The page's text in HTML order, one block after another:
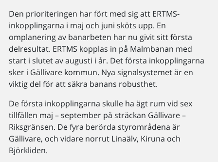
Den prioriteringen har fört med sig att ERTMS-
inkopplingarna i maj och juni sköts upp. En
omplanering av banarbeten har nu givit sitt första
delresultat. ERTMS kopplas in på Malmbanan med
start i slutet av augusti i år. Det första inkopplingarna
sker i Gällivare kommun. Nya signalsystemet är en
viktig del för att säkra banans robusthet.
De första inkopplingarna skulle ha ägt rum vid sex
tillfällen maj – september på sträckan Gällivare –
Riksgränsen. De fyra berörda styrområdena är
Gällivare, och vidare norrut Linaälv, Kiruna och
Björkliden.